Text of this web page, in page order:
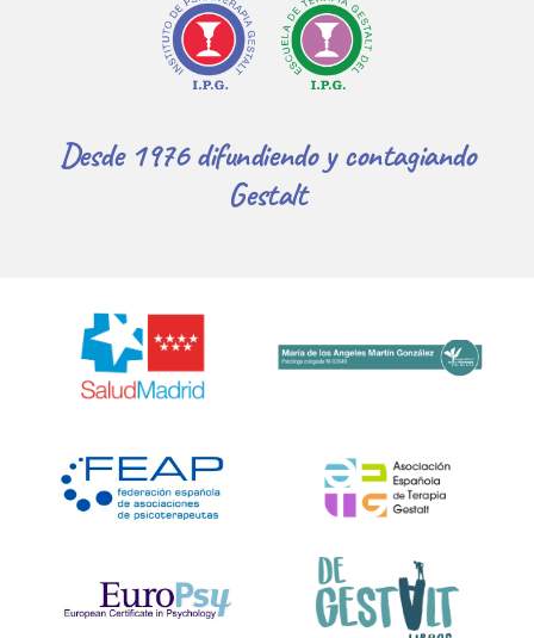
Desde 1976 difundiendo y contagiando
Gestalt